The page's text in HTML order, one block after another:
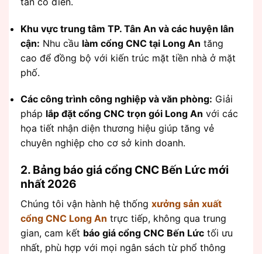
Khu vực trung tâm TP. Tân An và các huyện lân
cận: Nhu cầu làm cổng CNC tại Long An tăng
cao để đồng bộ với kiến trúc mặt tiền nhà ở mặt
phố.
Các công trình công nghiệp và văn phòng: Giải
pháp lắp đặt cổng CNC trọn gói Long An với các
họa tiết nhận diện thương hiệu giúp tăng vẻ
chuyên nghiệp cho cơ sở kinh doanh.
2. Bảng báo giá cổng CNC Bến Lức mới
nhất 2026
Chúng tôi vận hành hệ thống xưởng sản xuất
cổng CNC Long An trực tiếp, không qua trung
gian, cam kết báo giá cổng CNC Bến Lức tối ưu
nhất, phù hợp với mọi ngân sách từ phổ thông